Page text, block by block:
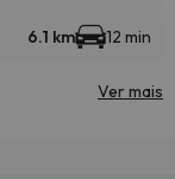
6.1 km 12 min
Ver mais